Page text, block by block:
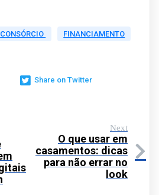
CONSÓRCIO
FINANCIAMENTO
Share on Twitter
Next
O que usar em
casamentos: dicas
para não errar no
look